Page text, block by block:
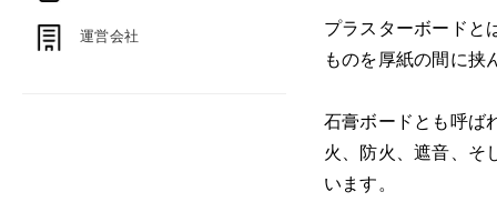
プラスターボードと
ものを厚紙の間に挟
石膏ボードとも呼ば
火、防火、遮音、そ
います。
運営会社